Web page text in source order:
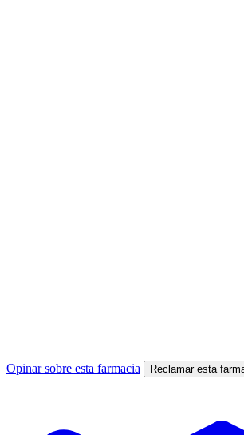
Opinar sobre esta farmacia Reclamar esta